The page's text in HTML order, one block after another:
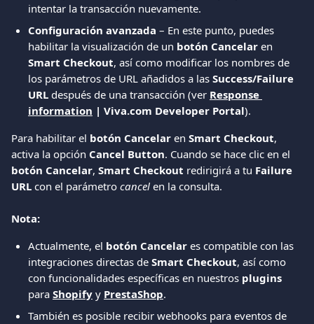
intentar la transacción nuevamente.
Configuración avanzada – En este punto, puedes
habilitar la visualización de un botón Cancelar en
Smart Checkout, así como modificar los nombres de
los parámetros de URL añadidos a las Success/Failure
URL después de una transacción (ver Response
information | Viva.com Developer Portal).
Para habilitar el botón Cancelar en Smart Checkout,
activa la opción Cancel Button. Cuando se hace clic en el
botón Cancelar, Smart Checkout redirigirá a tu Failure
URL con el parámetro cancel en la consulta.
Nota:
Actualmente, el botón Cancelar es compatible con las
integraciones directas de Smart Checkout, así como
con funcionalidades específicas en nuestros plugins
para Shopify y PrestaShop.
También es posible recibir webhooks para eventos de